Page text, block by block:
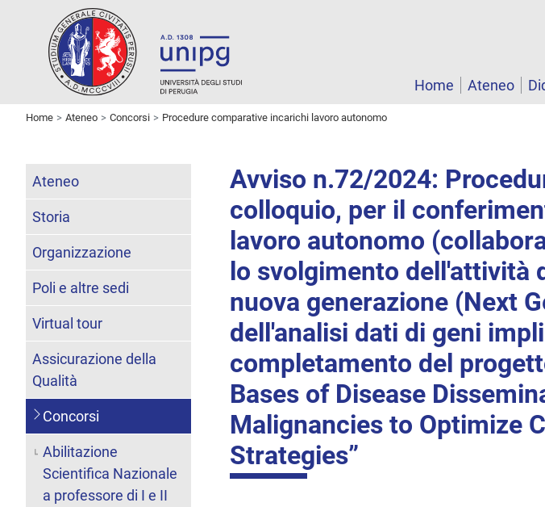
Home
Ateneo
Home Ateneo Concorsi Procedure comparative incarichi lavoro autonomo
Avviso n.72/2024:
colloquio, per il
lavoro autonomo
lo svolgimento dell'attività
nuova generazione (Next
dell'analisi dati di geni
completamento del
Bases of Disease
Malignancies to Optimize
Strategies”
Ateneo
Storia
Organizzazione
Poli e altre sedi
Virtual tour
Assicurazione della
Qualità
Concorsi
Abilitazione
Scientifica Nazionale
a professore di I e II